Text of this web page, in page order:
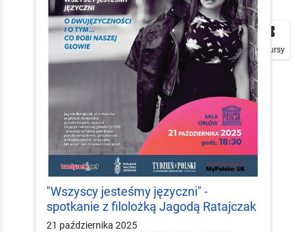

Plakaty

Mapa
local_play
Konkursy
"Wszyscy jesteśmy języczni" -
spotkanie z filolożką Jagodą Ratajczak
21 października 2025